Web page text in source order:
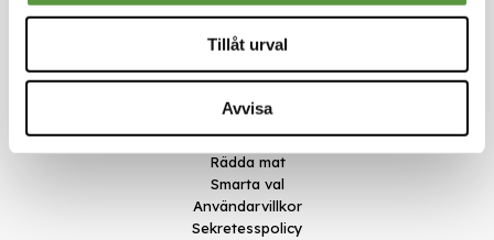
Tillåt urval
Avvisa
Länkar
Om oss
Nyheter
Rädda mat
Smarta val
Användarvillkor
Sekretesspolicy
451 30 Uddevalla
kundservice@mealmakers.se